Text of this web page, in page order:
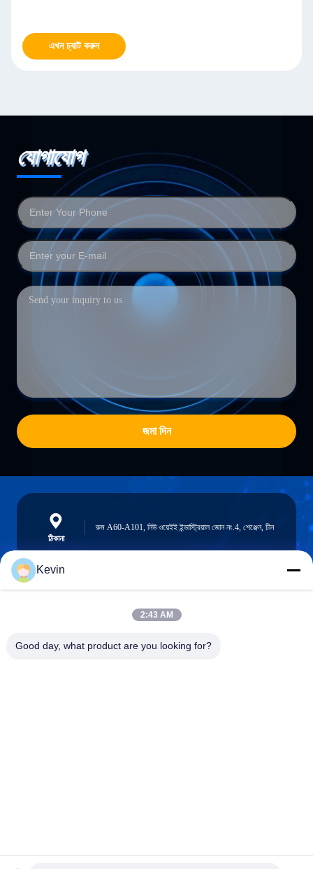
এখন চ্যাট করুন
যোগাযোগ
জমা দিন
ঠিকানা
রুম A60-A101, নিউ ওয়েইই ইন্ডাস্ট্রিয়াল জোন নং.4, শেঞ্জেন, চীন
info@seethrulcd.com
Kevin
2:43 AM
Good day, what product are you looking for?